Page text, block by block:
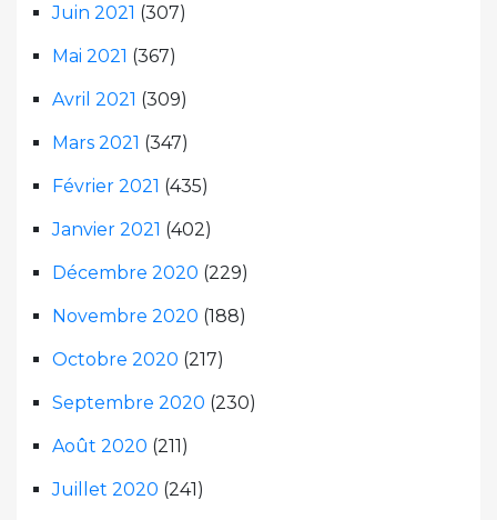
Juin 2021 (307)
Mai 2021 (367)
Avril 2021 (309)
Mars 2021 (347)
Février 2021 (435)
Janvier 2021 (402)
Décembre 2020 (229)
Novembre 2020 (188)
Octobre 2020 (217)
Septembre 2020 (230)
Août 2020 (211)
Juillet 2020 (241)